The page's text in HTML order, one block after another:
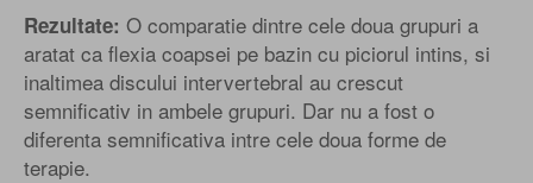
Rezultate: O comparatie dintre cele doua grupuri a
aratat ca flexia coapsei pe bazin cu piciorul intins, si
inaltimea discului intervertebral au crescut
semnificativ in ambele grupuri. Dar nu a fost o
diferenta semnificativa intre cele doua forme de
terapie.